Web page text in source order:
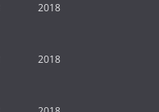
2018
2018